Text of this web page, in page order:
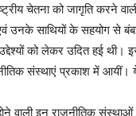
चेतना को जागृति करने
उनके साथियों के सहयोग से
को लेकर उदित हई थी।
संस्थाएं प्रकाश में आयीं। ये
वाली इन राजनीतिक